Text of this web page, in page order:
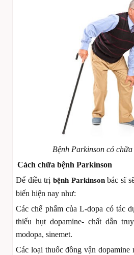
Bệnh Parkinson có
Cách chữa bệnh Parkinson
Để điều trị bệnh Parkinsonbác sĩ
biến hiện nay như:
Các chế phẩm của L-dopa có tác
thiếu hụt dopamine- chất dẫn
modopa, sinemet.
Các loại thuốc đồng vận